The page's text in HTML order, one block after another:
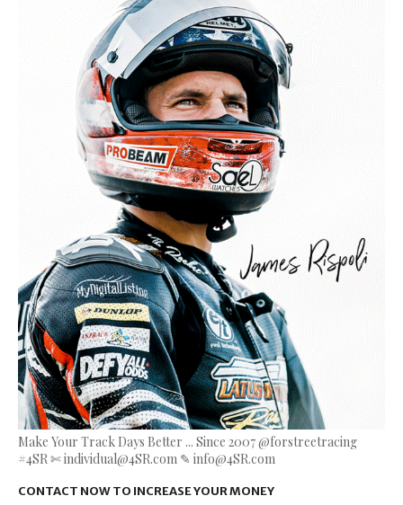
Make Your Track Days Better ... Since 2007 @forstreetracing
#4SR ✄ individual@4SR.com ✎ info@4SR.com
CONTACT NOW TO INCREASE YOUR MONEY